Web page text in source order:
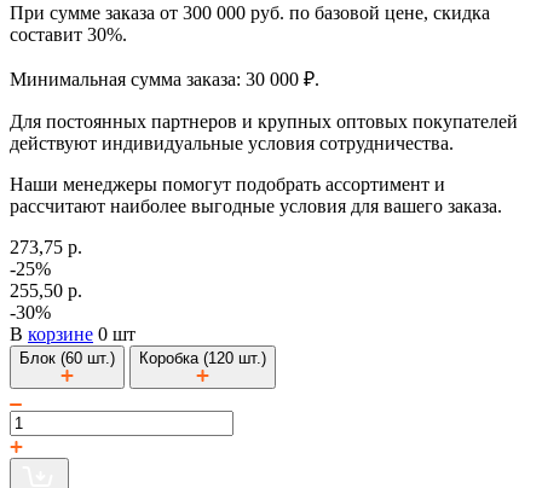
При сумме заказа от 300 000 руб. по базовой цене, скидка
составит 30%.
Минимальная сумма заказа: 30 000 ₽.
Для постоянных партнеров и крупных оптовых покупателей
действуют индивидуальные условия сотрудничества.
Наши менеджеры помогут подобрать ассортимент и
рассчитают наиболее выгодные условия для вашего заказа.
273,75 р.
-25%
255,50 р.
-30%
В корзине 0 шт
Блок (60 шт.) Коробка (120 шт.)